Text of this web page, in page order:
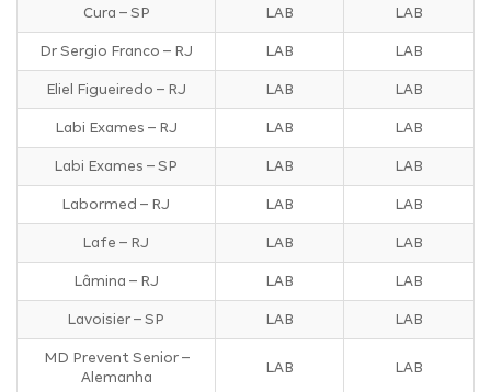
Cura – SP LAB LAB
Dr Sergio Franco – RJ LAB LAB
Eliel Figueiredo – RJ LAB LAB
Labi Exames – RJ LAB LAB
Labi Exames – SP LAB LAB
Labormed – RJ LAB LAB
Lafe – RJ LAB LAB
Lâmina – RJ LAB LAB
Lavoisier – SP LAB LAB
MD Prevent Senior –
Alemanha
LAB LAB